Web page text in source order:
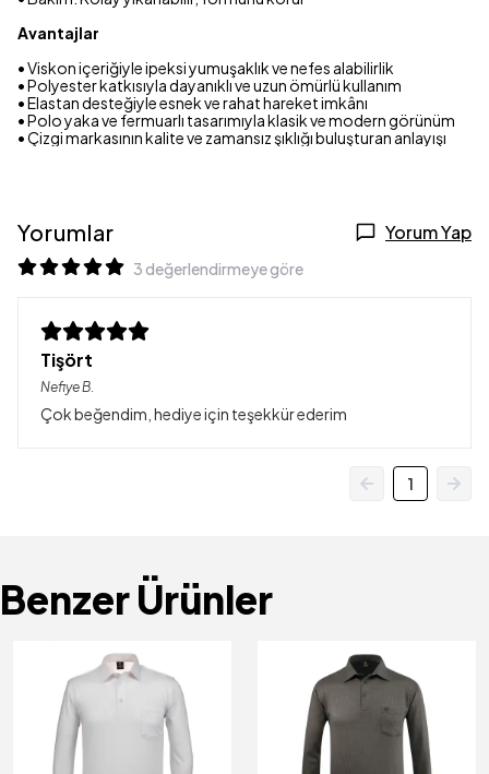
Avantajlar
• Viskon içeriğiyle ipeksi yumuşaklık ve nefes alabilirlik
• Polyester katkısıyla dayanıklı ve uzun ömürlü kullanım
• Elastan desteğiyle esnek ve rahat hareket imkânı
• Polo yaka ve fermuarlı tasarımıyla klasik ve modern görünüm
• Çizgi markasının kalite ve zamansız şıklığı buluşturan anlayışı
Yorumlar Yorum Yap
3 değerlendirmeye göre
Tişört
NefiyeB.
Çok beğendim, hediye için teşekkür ederim
1
Benzer Ürünler